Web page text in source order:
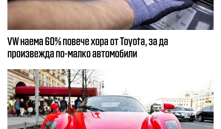
VW наема 60% повече хора от Toyota, за да
произвежда по-малко автомобили